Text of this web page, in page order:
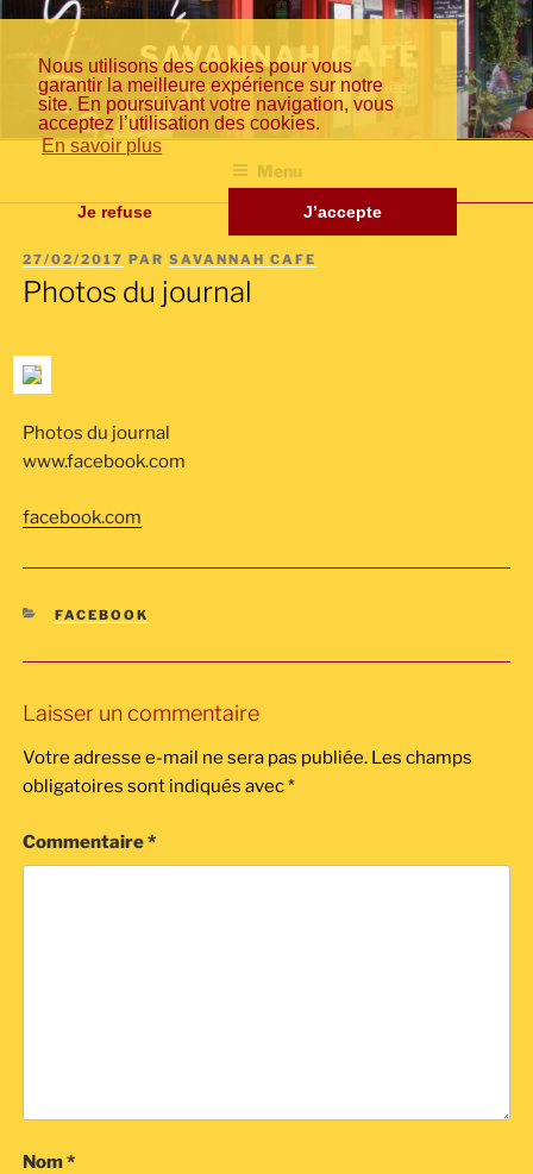
Nous utilisons des cookies pour vous
garantir la meilleure expérience sur notre
site. En poursuivant votre navigation, vous
acceptez l’utilisation des cookies.
En savoir plus
Je refuse J’accepte
contenu
principal
SAVANNAH CAFÉ
Cuisine inventive de la méditerranée
Menu
Fr
an
En
gli
日
本
PUBLIÉ
LE
27/02/2017 PAR SAVANNAH CAFE
Photos du journal
Photos du journal
www.facebook.com
facebook.com
CATÉGORIES
FACEBOOK
Laisser un commentaire
Votre adresse e-mail ne sera pas publiée. Les champs
obligatoires sont indiqués avec*
Commentaire*
Nom*